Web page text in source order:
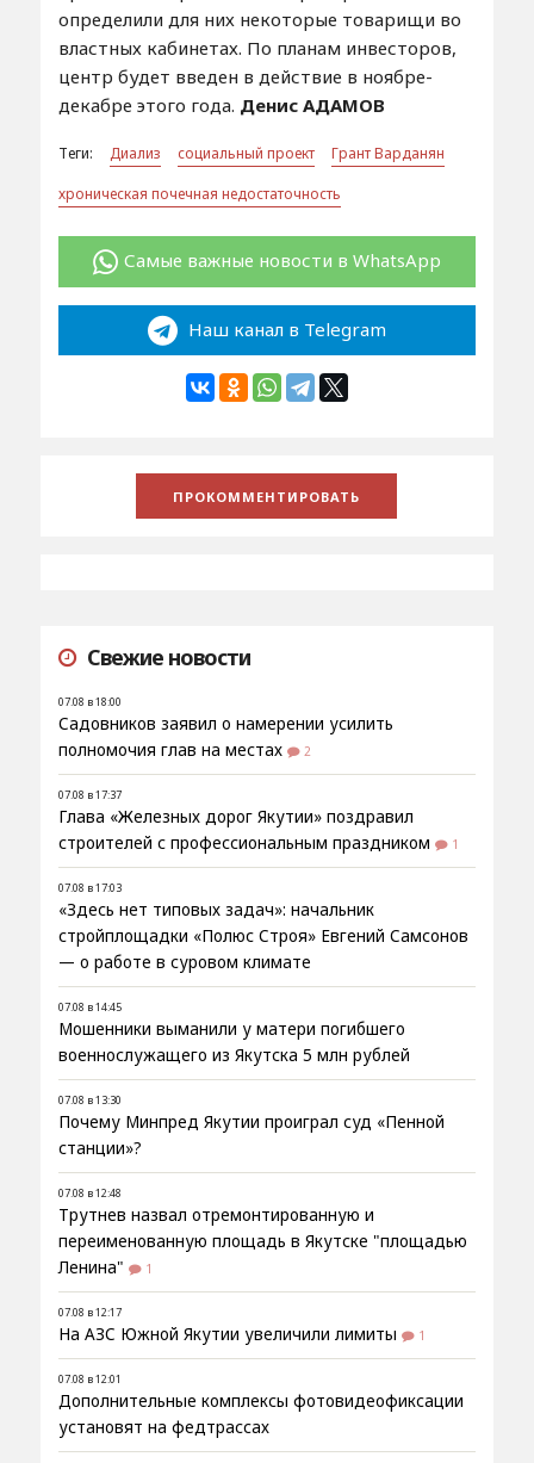
определили для них некоторые товарищи во
властных кабинетах. По планам инвесторов,
центр будет введен в действие в ноябре-
декабре этого года. Денис АДАМОВ
Теги: Диализ социальный проект
Грант Варданян
хроническая почечная недостаточность
Самые важные новости в WhatsApp
Наш канал в Telegram
Свежие новости
07.08 в 18:00
Садовников заявил о намерении усилить
полномочия глав на местах
2
07.08 в 17:37
Глава «Железных дорог Якутии» поздравил
строителей с профессиональным праздником
1
07.08 в 17:03
«Здесь нет типовых задач»: начальник
стройплощадки «Полюс Строя» Евгений Самсонов
— о работе в суровом климате
07.08 в 14:45
Мошенники выманили у матери погибшего
военнослужащего из Якутска 5 млн рублей
07.08 в 13:30
Почему Минпред Якутии проиграл суд «Пенной
станции»?
07.08 в 12:48
Трутнев назвал отремонтированную и
переименованную площадь в Якутске "площадью
Ленина"
1
07.08 в 12:17
На АЗС Южной Якутии увеличили лимиты 1
07.08 в 12:01
Дополнительные комплексы фотовидеофиксации
установят на федтрассах